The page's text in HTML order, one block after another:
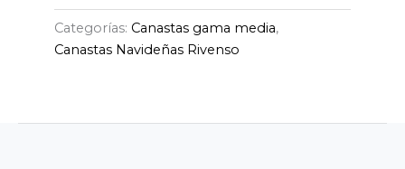
Categorías: Canastas gama media,
Canastas Navideñas Rivenso